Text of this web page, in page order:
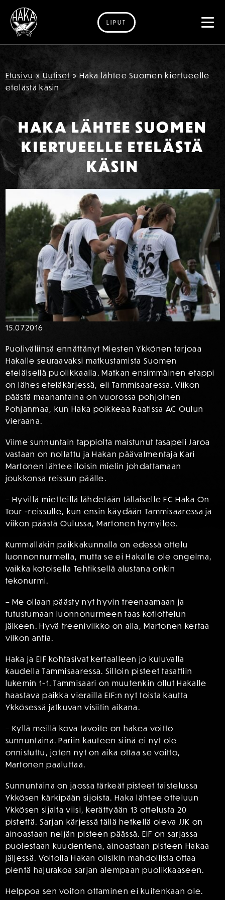
Siirry sisältöön
LIPUT
Etusivu » Uutiset » Haka lähtee Suomen kiertueelle
etelästä käsin
HAKA LÄHTEE SUOMEN
KIERTUEELLE ETELÄSTÄ
KÄSIN
15.072016
Puoliväliinsä ennättänyt Miesten Ykkönen tarjoaa
Hakalle seuraavaksi matkustamista Suomen
eteläisellä puolikkaalla. Matkan ensimmäinen etappi
on lähes eteläkärjessä, eli Tammisaaressa. Viikon
päästä maanantaina on vuorossa pohjoinen
Pohjanmaa, kun Haka poikkeaa Raatissa AC Oulun
vieraana.
Viime sunnuntain tappiolta maistunut tasapeli Jaroa
vastaan on nollattu ja Hakan päävalmentaja Kari
Martonen lähtee iloisin mielin johdattamaan
joukkonsa reissun päälle.
– Hyvillä mietteillä lähdetään tällaiselle FC Haka On
Tour -reissulle, kun ensin käydään Tammisaaressa ja
viikon päästä Oulussa, Martonen hymyilee.
Kummallakin paikkakunnalla on edessä ottelu
luonnonnurmella, mutta se ei Hakalle ole ongelma,
vaikka kotoisella Tehtiksellä alustana onkin
tekonurmi.
– Me ollaan päästy nyt hyvin treenaamaan ja
tutustumaan luonnonurmeen taas kotiottelun
jälkeen. Hyvä treeniviikko on alla, Martonen kertaa
viikon antia.
Haka ja EIF kohtasivat kertaalleen jo kuluvalla
kaudella Tammisaaressa. Silloin pisteet tasattiin
lukemin 1-1. Tammisaari on muutenkin ollut Hakalle
haastava paikka vierailla EIF:n nyt toista kautta
Ykkösessä jatkuvan visiitin aikana.
– Kyllä meillä kova tavoite on hakea voitto
sunnuntaina. Pariin kauteen siinä ei nyt ole
onnistuttu, joten nyt on aika ottaa se voitto,
Martonen paaluttaa.
Sunnuntaina on jaossa tärkeät pisteet taistelussa
Ykkösen kärkipään sijoista. Haka lähtee otteluun
Ykkösen sijalta viisi, kerättyään 13 ottelusta 20
pistettä. Sarjan kärjessä tällä hetkellä oleva JJK on
ainoastaan neljän pisteen päässä. EIF on sarjassa
puolestaan kuudentena, ainoastaan pisteen Hakaa
jäljessä. Voitolla Hakan olisikin mahdollista ottaa
pientä hajurakoa sarjan alempaan puolikkaaseen.
Helppoa sen voiton ottaminen ei kuitenkaan ole.